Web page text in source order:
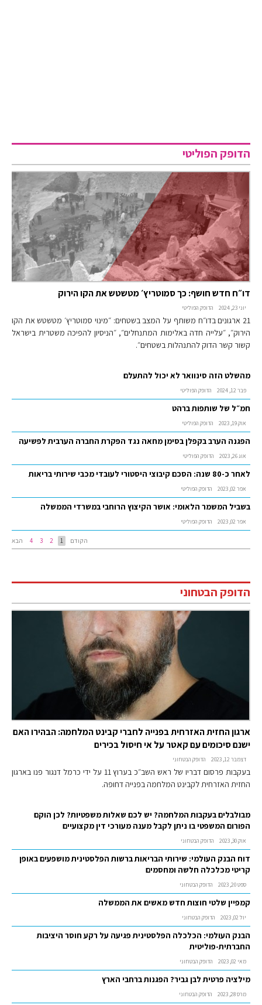
הדופק הפוליטי
דו״ח חדש חושף: כך סמוטריץ׳ מטשטש את הקו הירוק
יוני 23, 2024 הדופק הפוליטי
21 ארגונים בדו״ח משותף על המצב בשטחים: ״מינוי סמוטריץ׳ מטשטש את הקו
הירוק״, ״עלייה חדה באלימות המתנחלים״, ״הניסיון להפיכה משטרית בישראל
קשור קשר הדוק להתנהלות בשטחים״.
מהשלט הזה סינוואר לא יכול להתעלם
פבר 12, 2024 הדופק הפוליטי
חמ״ל של שותפות ברהט
אוק 19, 2023 הדופק הפוליטי
הפגנה הערב בקפלן בסימן מחאה נגד הפקרת החברה הערבית לפשיעה
אוג 26, 2023 הדופק הפוליטי
לאחר כ-80 שנה: הסכם קיבוצי היסטורי לעובדי מכבי שירותי בריאות
אפר 02, 2023 הדופק הפוליטי
בשביל המשמר הלאומי: אושר הקיצוץ הרוחבי במשרדי הממשלה
אפר 02, 2023 הדופק הפוליטי
הקודם 1
2
3
4 הבא
הדופק הבטחוני
ארגון החזית האזרחית בפנייה לחברי קבינט המלחמה: הבהירו האם
ישנם סיכומים עם קאטר על אי חיסול בכירים
דצמבר 12, 2023 הדופק הבטחוני
בעקבות פרסום דבריו של ראש השב״כ בערוץ 11 על ידי כרמל דנגור פנו בארגון
החזית האזרחית לקבינט המלחמה בפנייה דחופה.
מבולבלים בעקבות המלחמה? יש לכם שאלות משפטיות? לכן הוקם
הפורום המשפטי בו ניתן לקבל מענה מעורכי דין מקצועיים
אוק 30, 2023 הדופק הבטחוני
דוח הבנק העולמי: שירותי הבריאות ברשות הפלסטינית מושפעים באופן
קריטי מכלכלה חלשה ומחסמים
ספט 20, 2023 הדופק הבטחוני
קמפיין שלטי חוצות חדש מאשים את הממשלה
יול 02, 2023 הדופק הבטחוני
הבנק העולמי: הכלכלה הפלסטינית פגיעה על רקע חוסר היציבות
החברתית-פוליטית
מאי 02, 2023 הדופק הבטחוני
מילציה פרטית לבן גביר? הפגנות ברחבי הארץ
מרס 28, 2023 הדופק הבטחוני